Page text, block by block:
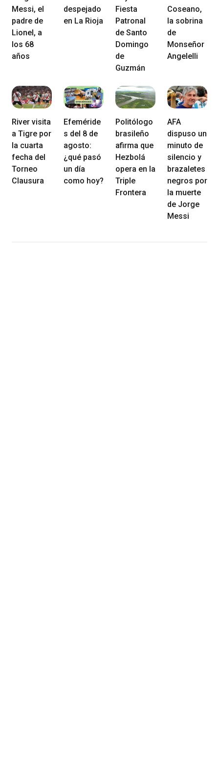
Messi, el
padre de
Lionel, a
los 68
años
despejado
en La Rioja
Fiesta
Patronal
de Santo
Domingo
de
Guzmán
Coseano,
la sobrina
de
Monseñor
Angelelli
River visita
a Tigre por
la cuarta
fecha del
Torneo
Clausura
Efeméride
s del 8 de
agosto:
¿qué pasó
un día
como hoy?
Politólogo
brasileño
afirma que
Hezbolá
opera en la
Triple
Frontera
AFA
dispuso un
minuto de
silencio y
brazaletes
negros por
la muerte
de Jorge
Messi